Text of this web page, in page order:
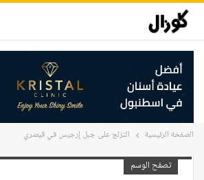
الصفحة الرئيسية التزلج على جبل إرجيس في قيصري
تصفح الوسم